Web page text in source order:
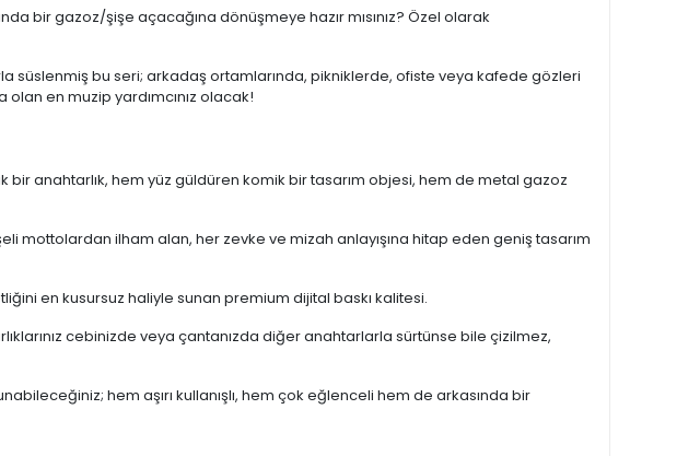
bir gazoz/şişe açacağına dönüşmeye hazır mısınız? Özel olarak
süslenmiş bu seri; arkadaş ortamlarında, pikniklerde, ofiste veya kafede gözleri
en muzip yardımcınız olacak!
bir anahtarlık, hem yüz güldüren komik bir tasarım objesi, hem de metal gazoz
mottolardan ilham alan, her zevke ve mizah anlayışına hitap eden geniş tasarım
en kusursuz haliyle sunan premium dijital baskı kalitesi.
cebinizde veya çantanızda diğer anahtarlarla sürtünse bile çizilmez,
hem aşırı kullanışlı, hem çok eğlenceli hem de arkasında bir